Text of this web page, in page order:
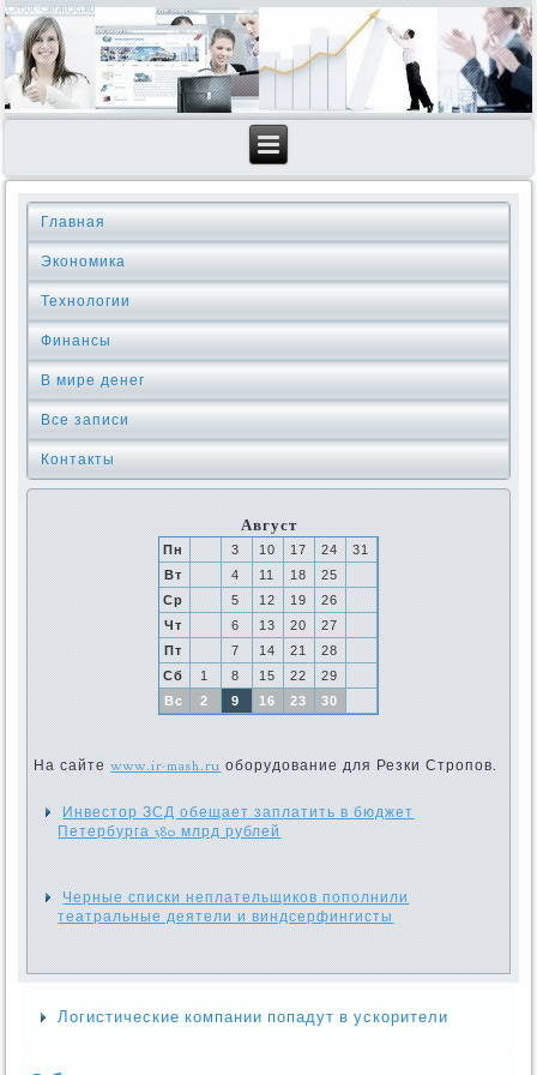
Главная
Экономика
Технологии
Финансы
В мире денег
Все записи
Контакты
Август
Пн 3 10 17 24
31
Вт
4 11 18
25
Ср
5 12 19
26
Чт
6 13 20
27
Пт
7 14 21
28
Сб
1 8 15 22
29
Вс
2 9 16 23 30
На сайтеwww.ir-mash.ru оборудование для Резки Стропов.
Инвестор ЗСД обещает заплатить в бюджет
Петербурга 380 млрд рублей
Черные списки неплательщиков пополнили
театральные деятели и виндсерфингисты
Логистические компании попадут в ускорители